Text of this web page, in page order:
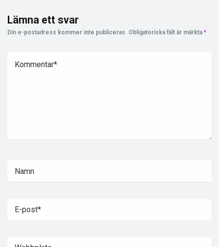
Lämna ett svar
Din e-postadress kommer inte publiceras. Obligatoriska fält är märkta *